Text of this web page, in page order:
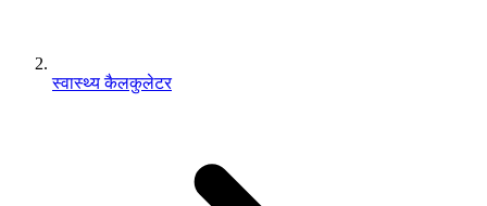
स्वास्थ्य कैलकुलेटर